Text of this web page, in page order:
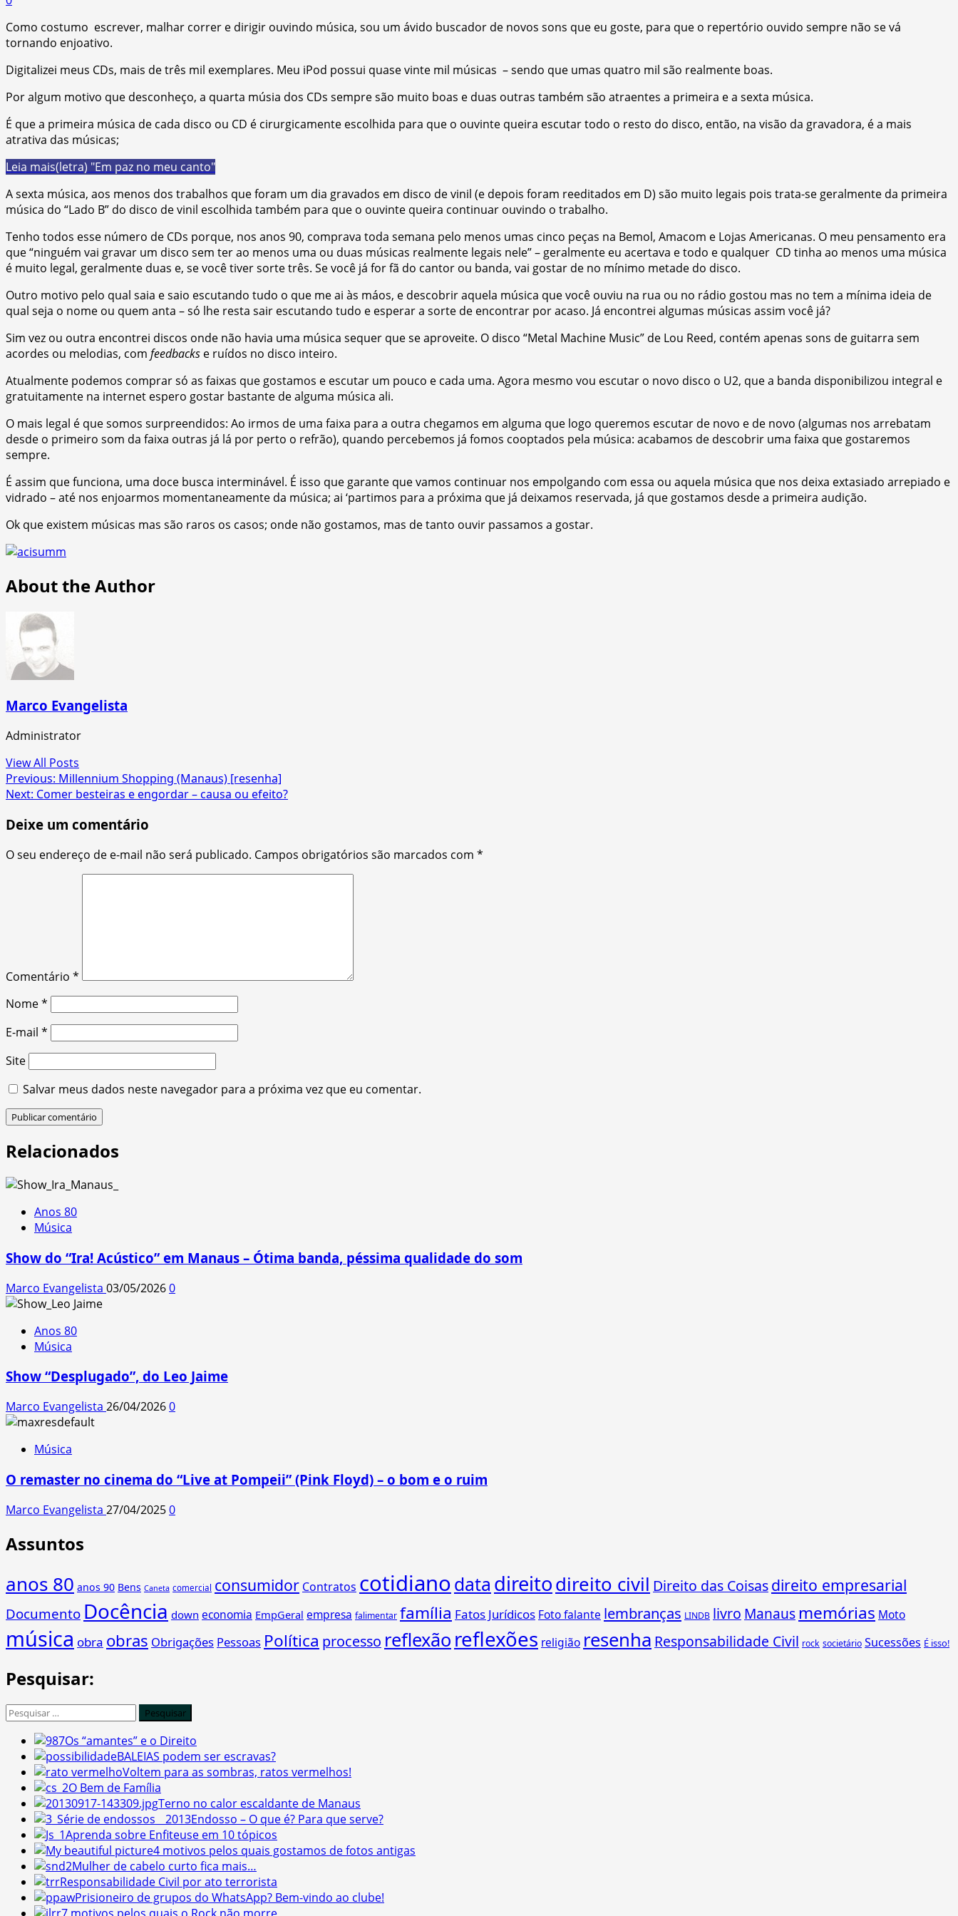
Como costumo escrever, malhar correr e dirigir ouvindo música, sou um ávido buscador de novos sons que eu goste, para que o repertório ouvido sempre não se vá
tornando enjoativo.
Digitalizei meus CDs, mais de três mil exemplares. Meu iPod possui quase vinte mil músicas – sendo que umas quatro mil são realmente boas.
Por algum motivo que desconheço, a quarta músia dos CDs sempre são muito boas e duas outras também são atraentes a primeira e a sexta música.
É que a primeira música de cada disco ou CD é cirurgicamente escolhida para que o ouvinte queira escutar todo o resto do disco, então, na visão da gravadora, é a mais
atrativa das músicas;
Leia mais(letra) "Em paz no meu canto"
A sexta música, aos menos dos trabalhos que foram um dia gravados em disco de vinil (e depois foram reeditados em D) são muito legais pois trata-se geralmente da primeira
música do “Lado B” do disco de vinil escolhida também para que o ouvinte queira continuar ouvindo o trabalho.
Tenho todos esse número de CDs porque, nos anos 90, comprava toda semana pelo menos umas cinco peças na Bemol, Amacom e Lojas Americanas. O meu pensamento era
que “ninguém vai gravar um disco sem ter ao menos uma ou duas músicas realmente legais nele” – geralmente eu acertava e todo e qualquer CD tinha ao menos uma música
é muito legal, geralmente duas e, se você tiver sorte três. Se você já for fã do cantor ou banda, vai gostar de no mínimo metade do disco.
Outro motivo pelo qual saia e saio escutando tudo o que me ai às máos, e descobrir aquela música que você ouviu na rua ou no rádio gostou mas no tem a mínima ideia de
qual seja o nome ou quem anta – só lhe resta sair escutando tudo e esperar a sorte de encontrar por acaso. Já encontrei algumas músicas assim você já?
Sim vez ou outra encontrei discos onde não havia uma música sequer que se aproveite. O disco “Metal Machine Music” de Lou Reed, contém apenas sons de guitarra sem
acordes ou melodias, com feedbacks e ruídos no disco inteiro.
Atualmente podemos comprar só as faixas que gostamos e escutar um pouco e cada uma. Agora mesmo vou escutar o novo disco o U2, que a banda disponibilizou integral e
gratuitamente na internet espero gostar bastante de alguma música ali.
O mais legal é que somos surpreendidos: Ao irmos de uma faixa para a outra chegamos em alguma que logo queremos escutar de novo e de novo (algumas nos arrebatam
desde o primeiro som da faixa outras já lá por perto o refrão), quando percebemos já fomos cooptados pela música: acabamos de descobrir uma faixa que gostaremos
sempre.
É assim que funciona, uma doce busca interminável. É isso que garante que vamos continuar nos empolgando com essa ou aquela música que nos deixa extasiado arrepiado e
vidrado – até nos enjoarmos momentaneamente da música; ai ‘partimos para a próxima que já deixamos reservada, já que gostamos desde a primeira audição.
Ok que existem músicas mas são raros os casos; onde não gostamos, mas de tanto ouvir passamos a gostar.
About the Author
Marco Evangelista
Administrator
View All Posts
Post
navigation
Previous: Millennium Shopping (Manaus) [resenha]
Next: Comer besteiras e engordar – causa ou efeito?
Deixe um comentário
O seu endereço de e-mail não será publicado. Campos obrigatórios são marcados com *
Comentário *
Nome*
E-mail *
Site
Salvar meus dados neste navegador para a próxima vez que eu comentar.
Relacionados
Anos 80
Música
Show do “Ira! Acústico” em Manaus – Ótima banda, péssima qualidade do som
Marco Evangelista 03/05/20260
Anos 80
Música
Show “Desplugado”, do Leo Jaime
Marco Evangelista 26/04/20260
Música
O remaster no cinema do “Live at Pompeii” (Pink Floyd) – o bom e o ruim
Marco Evangelista 27/04/20250
Assuntos
anos 80 anos 90 Bens Caneta comercial consumidor Contratos cotidianodata direitodireito civil Direito das Coisasdireito empresarial
Documento Docência down economia EmpGeral empresa falimentar família Fatos Jurídicos Foto falante lembranças LINDB livro Manaus memórias Moto
música obra obras Obrigações Pessoas Política processo reflexão reflexões religião resenha Responsabilidade Civil rock societário Sucessões É isso!
Pesquisar:
Pesquisar
Os “amantes” e o Direito
BALEIAS podem ser escravas?
Voltem para as sombras, ratos vermelhos!
O Bem de Família
Terno no calor escaldante de Manaus
Endosso – O que é? Para que serve?
Aprenda sobre Enfiteuse em 10 tópicos
4 motivos pelos quais gostamos de fotos antigas
Mulher de cabelo curto fica mais…
Responsabilidade Civil por ato terrorista
Prisioneiro de grupos do WhatsApp? Bem-vindo ao clube!